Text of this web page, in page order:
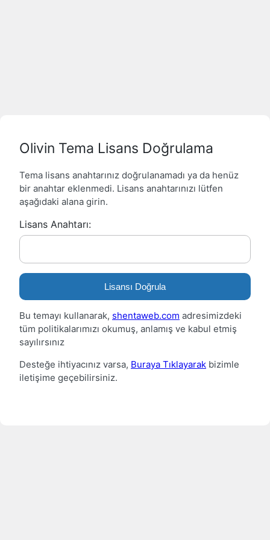
Olivin Tema Lisans Doğrulama
Tema lisans anahtarınız doğrulanamadı ya da henüz
bir anahtar eklenmedi. Lisans anahtarınızı lütfen
aşağıdaki alana girin.
Lisans Anahtarı:
Lisansı Doğrula
Bu temayı kullanarak, shentaweb.com adresimizdeki
tüm politikalarımızı okumuş, anlamış ve kabul etmiş
sayılırsınız
Desteğe ihtiyacınız varsa, Buraya Tıklayarak bizimle
iletişime geçebilirsiniz.